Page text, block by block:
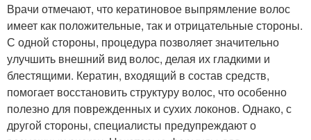
Врачи отмечают, что кератиновое выпрямление волос
имеет как положительные, так и отрицательные стороны.
С одной стороны, процедура позволяет значительно
улучшить внешний вид волос, делая их гладкими и
блестящими. Кератин, входящий в состав средств,
помогает восстановить структуру волос, что особенно
полезно для поврежденных и сухих локонов. Однако, с
другой стороны, специалисты предупреждают о